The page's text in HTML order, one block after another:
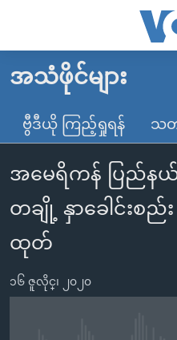
လွယ်ကူ
သည့်
များ
ပင်မ
အကြောင်းအရာ
ကျော်
ကြည့်
မူလစာမျက်နှာ
မြန်မာ
ကမ္ဘာ့သတင်းများ
နိုင်ငံတကာ
အမေရိကန်
တရုတ်
အစ္စရေး-ပါလက်စတိုင်း
ဗွီဒီယို
သတင်းလွတ်လပ်ခွင့်
ရပ်ဝန်းတခု လမ်းတခု အလွန်
အင်္ဂလိပ်စာလေ့လာမယ်
အမေရိကန်သုံးအီဒီယံ
အပတ်စဉ်ကဏ္ဍများ
အသံဖိုင်များ
ဗွီဒီယို ကြည့်ရှုရန် သတ
အမေရိကန် ပြည်နယ်နဲ့
တချို့ နှာခေါင်းစ
ထုတ်
၁၆ ဇူလိုင္၊ ၂၀၂၀